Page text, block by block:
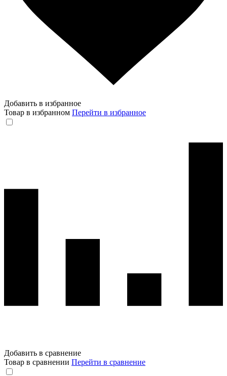
Добавить в избранное
Товар в избранном Перейти в избранное
Добавить в сравнение
Товар в сравнении Перейти в сравнение